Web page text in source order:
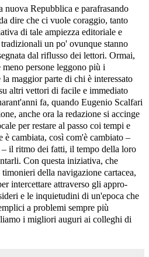
nuova Repubblica e parafrasando
dire che ci vuole coraggio, tanto
di tale ampiezza editoriale e
un po' ovunque stanno
dal riflusso dei lettori. Ormai,
persone leggono più i
maggior parte di chi è interessato
altri vettori di facile e immediato
fa, quando Eugenio Scalfari
anche ora la redazione si accinge
per restare al passo coi tempi e
è cambiata, così com'è cambiato –
– il ritmo dei fatti, il tempo della loro
Con questa ini­zia­tiva, che
della navigazio­ne car­tacea,
intercettare attraverso gli ap­pro­
e le inquietudini di un'epoca che
a problemi sempre più
i migliori auguri ai colleghi di